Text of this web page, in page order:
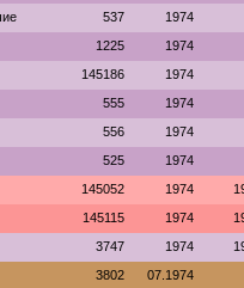
537 1974
1225 1974
145186 1974
555 1974
556 1974
525 1974
145052 1974
145115 1974
3747 1974
3802 07.1974